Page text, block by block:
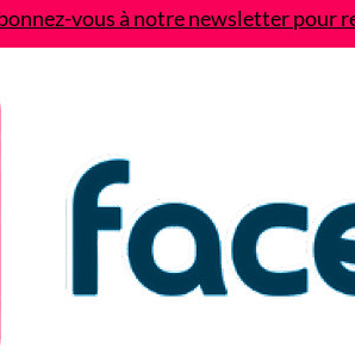
vous à notre newsletter pour